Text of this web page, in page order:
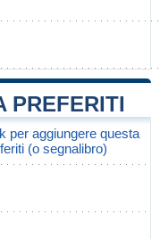
PREFERITI
per aggiungere questa
(o segnalibro)